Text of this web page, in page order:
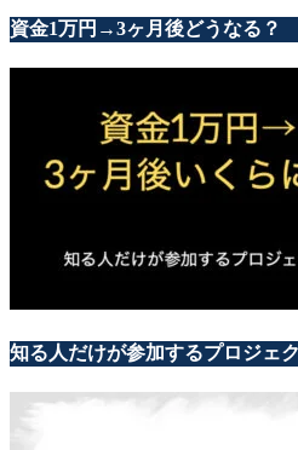
資金1万円→3ヶ月後どうなる？
知る人だけが参加するプロジェク